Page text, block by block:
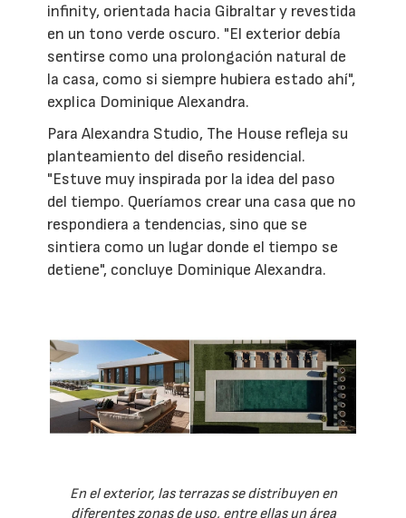
infinity, orientada hacia Gibraltar y revestida
en un tono verde oscuro. "El exterior debía
sentirse como una prolongación natural de
la casa, como si siempre hubiera estado ahí",
explica Dominique Alexandra.
Para Alexandra Studio, The House refleja su
planteamiento del diseño residencial.
"Estuve muy inspirada por la idea del paso
del tiempo. Queríamos crear una casa que no
respondiera a tendencias, sino que se
sintiera como un lugar donde el tiempo se
detiene", concluye Dominique Alexandra.
En el exterior, las terrazas se distribuyen en
diferentes zonas de uso, entre ellas un área